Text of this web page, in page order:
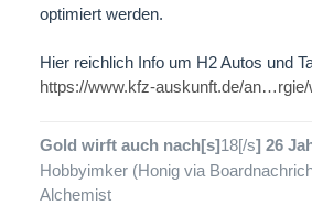
optimiert werden.
Hier reichlich Info um H2 Autos und
https://www.kfz-auskunft.de/
Gold wirft auch nach[s]18[/s] 26
Hobbyimker (Honig via
Alchemist